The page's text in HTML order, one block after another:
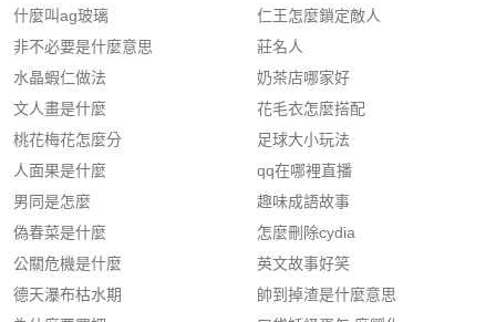
什麼叫ag玻璃
非不必要是什麼意思
水晶蝦仁做法
文人畫是什麼
桃花梅花怎麼分
人面果是什麼
男同是怎麼
偽春菜是什麼
公關危機是什麼
德天瀑布枯水期
仁王怎麼鎖定敵人
莊名人
奶茶店哪家好
花毛衣怎麼搭配
足球大小玩法
qq在哪裡直播
趣味成語故事
怎麼刪除cydia
英文故事好笑
帥到掉渣是什麼意思